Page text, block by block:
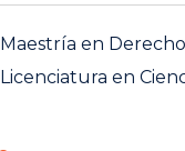
Maestría en
Licenciatura en